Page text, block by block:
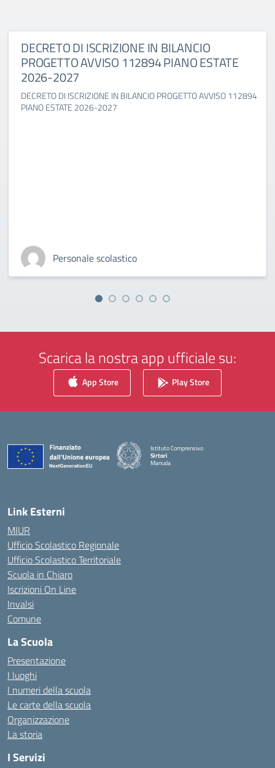
DECRETO DI ISCRIZIONE IN BILANCIO
PROGETTO AVVISO 112894 PIANO ESTATE
2026-2027
DECRETO DI ISCRIZIONE IN BILANCIO PROGETTO AVVISO 112894
PIANO ESTATE 2026-2027
Personale scolastico
Scarica la nostra app ufficiale su:
App Store Play Store
Istituto Comprensivo
Sirtori
Marsala
Link Esterni
MIUR
Ufficio Scolastico Regionale
Ufficio Scolastico Territoriale
Scuola in Chiaro
Iscrizioni On Line
Invalsi
Comune
La Scuola
Presentazione
I luoghi
I numeri della scuola
Le carte della scuola
Organizzazione
La storia
I Servizi